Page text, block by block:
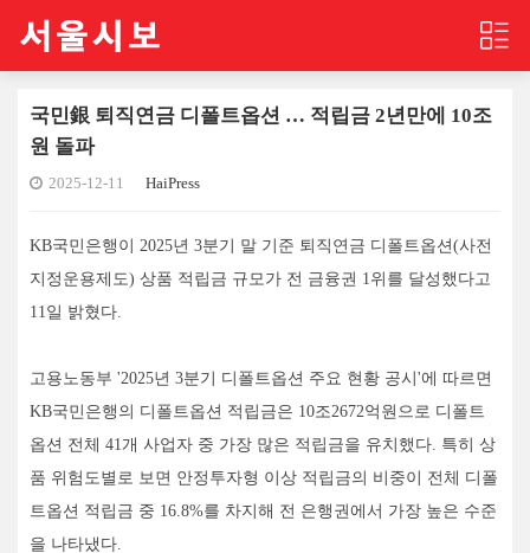
국민銀 퇴직연금 디폴트옵션 … 적립금 2년만에 10조
원 돌파
2025-12-11 HaiPress
KB국민은행이 2025년 3분기 말 기준 퇴직연금 디폴트옵션(사전
지정운용제도) 상품 적립금 규모가 전 금융권 1위를 달성했다고
11일 밝혔다.
고용노동부 '2025년 3분기 디폴트옵션 주요 현황 공시'에 따르면
KB국민은행의 디폴트옵션 적립금은 10조2672억원으로 디폴트
옵션 전체 41개 사업자 중 가장 많은 적립금을 유치했다. 특히 상
품 위험도별로 보면 안정투자형 이상 적립금의 비중이 전체 디폴
트옵션 적립금 중 16.8%를 차지해 전 은행권에서 가장 높은 수준
을 나타냈다.